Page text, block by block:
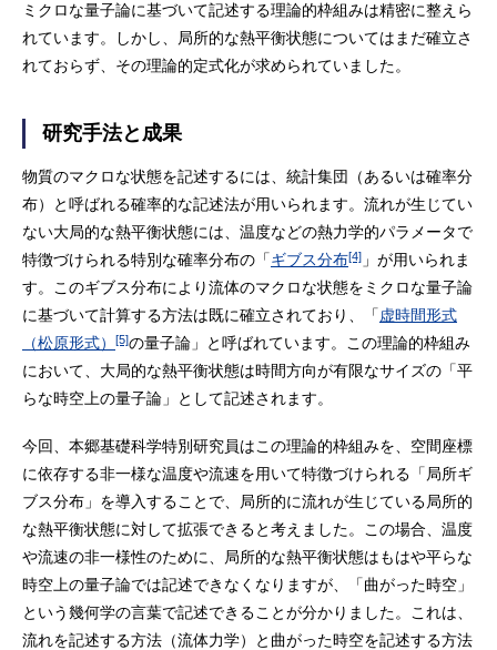
ミクロな量子論に基づいて記述する理論的枠組みは精密に整えら
れています。しかし、局所的な熱平衡状態についてはまだ確立さ
れておらず、その理論的定式化が求められていました。
研究手法と成果
物質のマクロな状態を記述するには、統計集団（あるいは確率分
布）と呼ばれる確率的な記述法が用いられます。流れが生じてい
ない大局的な熱平衡状態には、温度などの熱力学的パラメータで
特徴づけられる特別な確率分布の「ギブス分布[4] 」が用いられま
す。このギブス分布により流体のマクロな状態をミクロな量子論
に基づいて計算する方法は既に確立されており、「 虚時間形式
（松原形式）
[5]の量子論」と呼ばれています。この理論的枠組み
において、大局的な熱平衡状態は時間方向が有限なサイズの「平
らな時空上の量子論」として記述されます。
今回、本郷基礎科学特別研究員はこの理論的枠組みを、空間座標
に依存する非一様な温度や流速を用いて特徴づけられる「局所ギ
ブス分布」を導入することで、局所的に流れが生じている局所的
な熱平衡状態に対して拡張できると考えました。この場合、温度
や流速の非一様性のために、局所的な熱平衡状態はもはや平らな
時空上の量子論では記述できなくなりますが、「曲がった時空」
という幾何学の言葉で記述できることが分かりました。これは、
流れを記述する方法（流体力学）と曲がった時空を記述する方法